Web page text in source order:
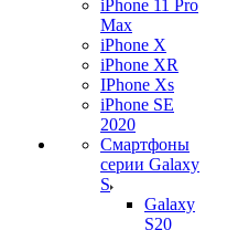
iPhone 11 Pro
Max
iPhone X
iPhone XR
IPhone Xs
iPhone SE
2020
Смартфоны
серии Galaxy
S
Galaxy
S20